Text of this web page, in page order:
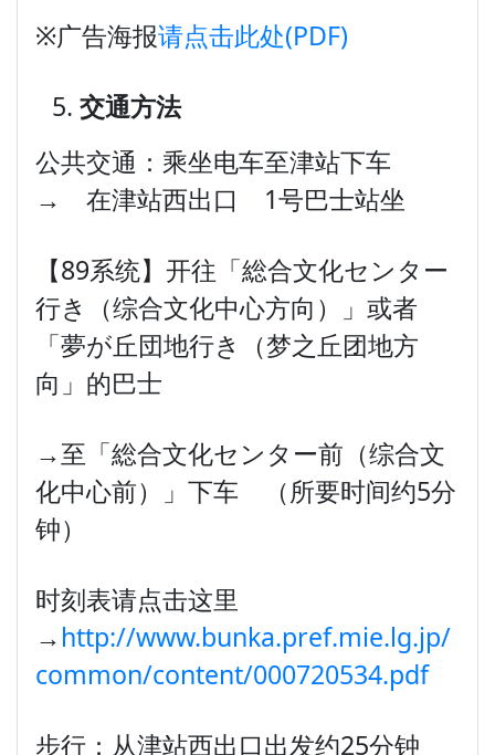
※广告海报请点击此处(PDF)
交通方法
公共交通：乘坐电车至津站下车
→ 在津站西出口 1号巴士站坐
【89系统】开往「総合文化センター
行き（综合文化中心方向）」或者
「夢が丘団地行き（梦之丘团地方
向」的巴士
→至「総合文化センター前（综合文
化中心前）」下车 （所要时间约5分
钟）
时刻表请点击这里
→http://www.bunka.pref.mie.lg.jp/
common/content/000720534.pdf
步行：从津站西出口出发约25分钟